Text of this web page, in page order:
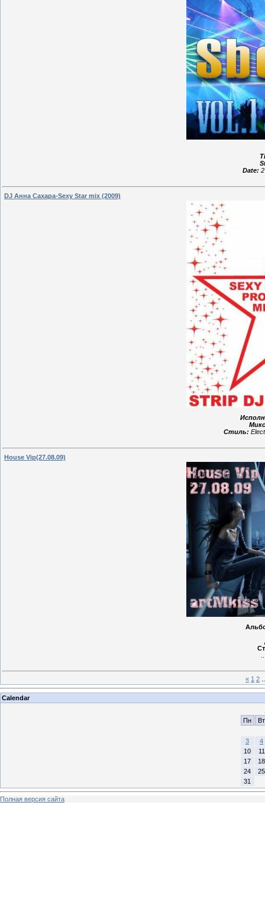
Date:
DJ Анна Сахара-Sexy Star mix (2009)
Стиль:
House Vip(27.08.09)
« 1 2
Calendar
Пн
Вт
3
4
10
11
17
18
24
25
31
Полная версия сайта